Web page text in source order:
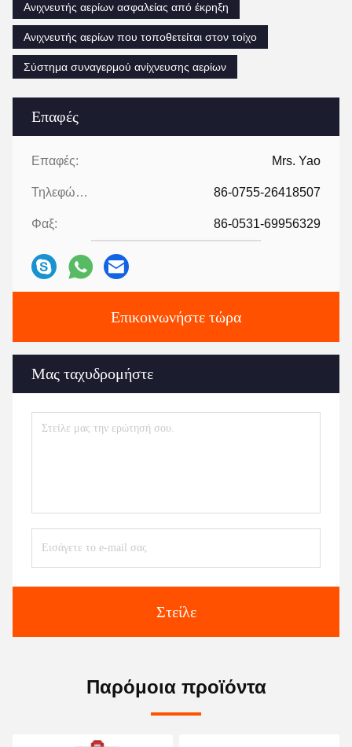
Επαφές
Επαφές: Mrs. Yao
Τηλεφώνημα: 86-0755-26418507
Φαξ: 86-0531-69956329
Επικοινωνήστε τώρα
Μας ταχυδρομήστε
Στείλε
Ανιχνευτής αερίων ασφαλείας από έκρηξη
Ανιχνευτής αερίων που τοποθετείται στον τοίχο
Σύστημα συναγερμού ανίχνευσης αερίων
Παρόμοια προϊόντα